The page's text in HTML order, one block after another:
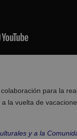
para la
la vuelta de
y a la